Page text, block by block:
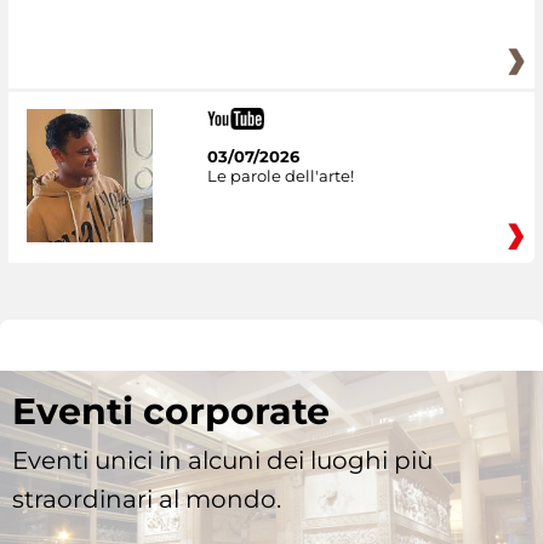
03/07/2026
Le parole dell'arte!
Eventi corporate
Eventi unici in alcuni dei luoghi più
straordinari al mondo.